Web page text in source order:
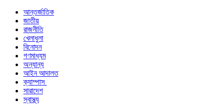
আন্তর্জাতিক
জাতীয়
রাজনীতি
খেলাধুলা
বিনোদন
গণমাধ্যম
অন্যান্য
আইন আদালত
ক্যাম্পাস
সারাদেশ
স্বাস্থ্য